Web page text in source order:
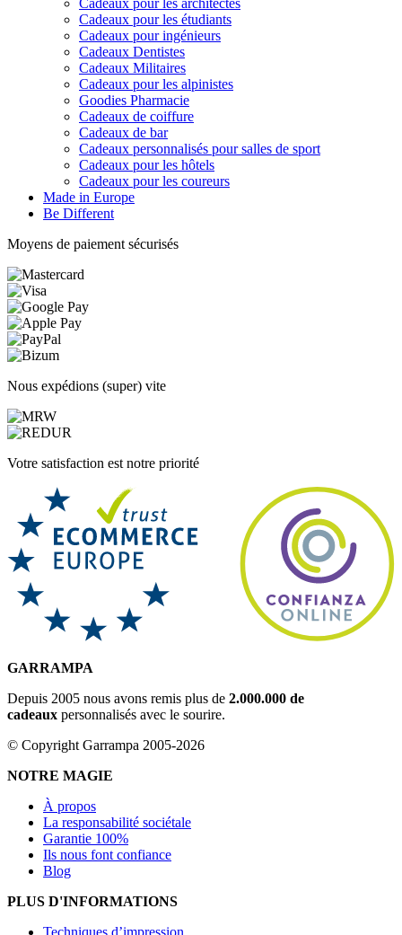
Cadeaux pour les architectes
Cadeaux pour les étudiants
Cadeaux pour ingénieurs
Cadeaux Dentistes
Cadeaux Militaires
Cadeaux pour les alpinistes
Goodies Pharmacie
Cadeaux de coiffure
Cadeaux de bar
Cadeaux personnalisés pour salles de sport
Cadeaux pour les hôtels
Cadeaux pour les coureurs
Made in Europe
Be Different
Moyens de paiement sécurisés
Nous expédions (super) vite
Votre satisfaction est notre priorité
GARRAMPA
Depuis 2005 nous avons remis plus de 2.000.000 de
cadeaux personnalisés avec le sourire.
© Copyright Garrampa 2005-2026
NOTRE MAGIE
À propos
La responsabilité sociétale
Garantie 100%
Ils nous font confiance
Blog
PLUS D'INFORMATIONS
Techniques d’impression